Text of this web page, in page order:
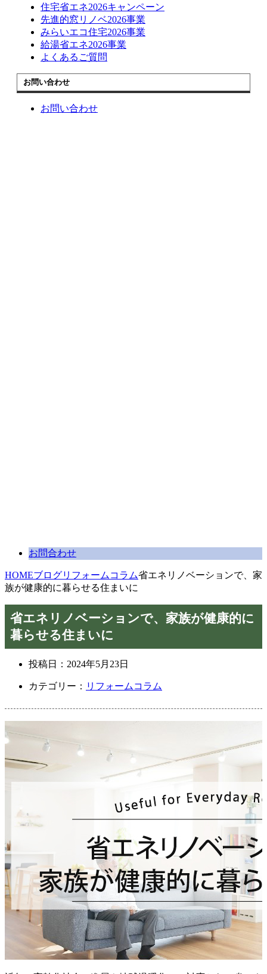
住宅省エネ2026キャンペーン
先進的窓リノベ2026事業
みらいエコ住宅2026事業
給湯省エネ2026事業
よくあるご質問
お問い合わせ
お問い合わせ
お問合わせ
HOMEブログリフォームコラム省エネリノベーションで、家
族が健康的に暮らせる住まいに
省エネリノベーションで、家族が健康的に
暮らせる住まいに
投稿日： 2024年5月23日
カテゴリー： リフォームコラム